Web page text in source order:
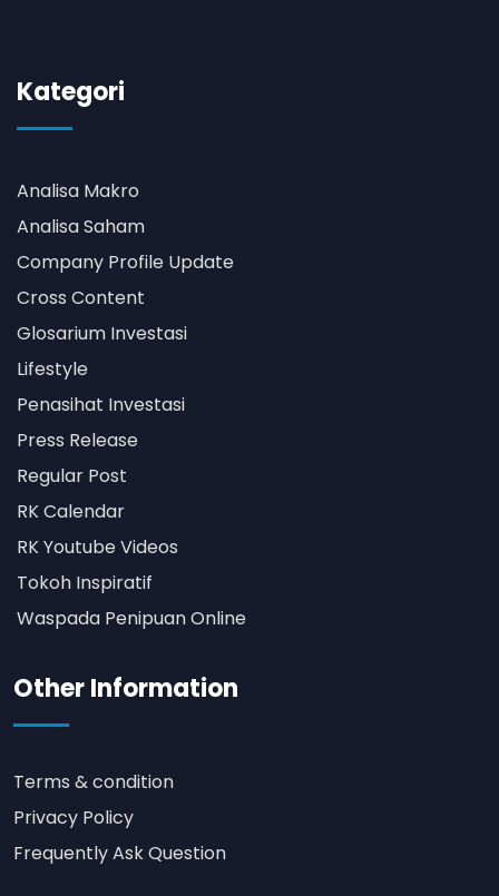
Kategori
Analisa Makro
Analisa Saham
Company Profile Update
Cross Content
Glosarium Investasi
Lifestyle
Penasihat Investasi
Press Release
Regular Post
RK Calendar
RK Youtube Videos
Tokoh Inspiratif
Waspada Penipuan Online
Other Information
Terms & condition
Privacy Policy
Frequently Ask Question